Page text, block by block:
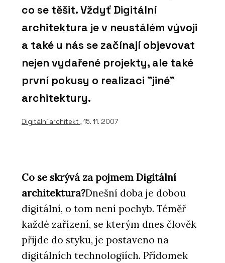
co se těšit. Vždyť Digitální
architektura je v neustálém vývoji
a také u nás se začínají objevovat
nejen vydařené projekty, ale také
první pokusy o realizaci "jiné"
architektury.
Digitální architekt , 15. 11. 2007
Co se skrývá za pojmem Digitální
architektura?Dnešní doba je dobou
digitální, o tom není pochyb. Téměř
každé zařízení, se kterým dnes člověk
přijde do styku, je postaveno na
digitálních technologiích. Přídomek